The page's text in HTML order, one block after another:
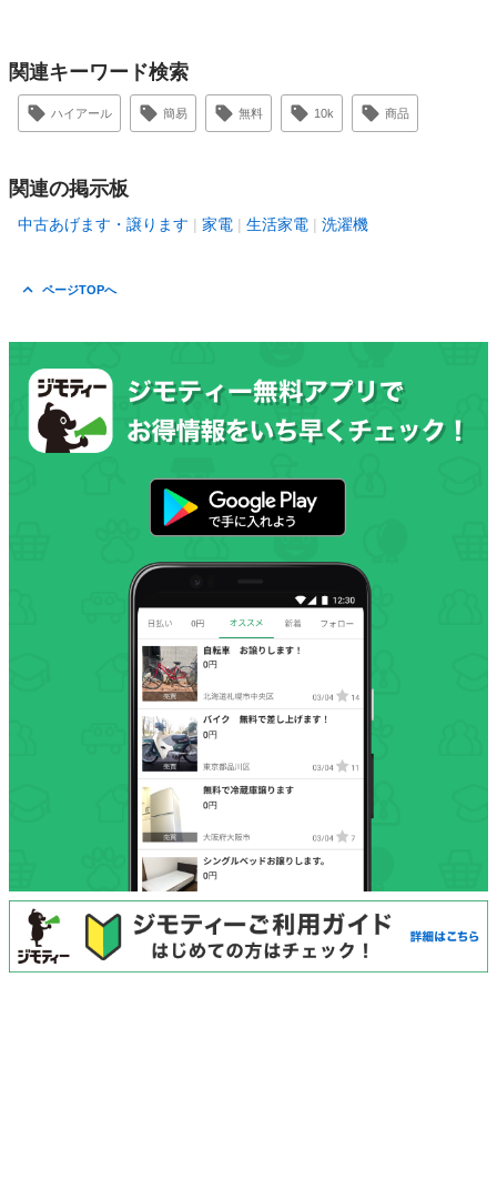
関連キーワード検索
ハイアール 簡易 無料 10k 商品
関連の掲示板
中古あげます・譲ります 家電 生活家電 洗濯機
ページTOPへ